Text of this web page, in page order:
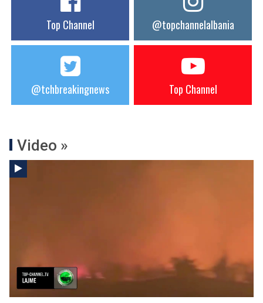
Top Channel @topchannelalbania
@tchbreakingnews Top Channel
Video »